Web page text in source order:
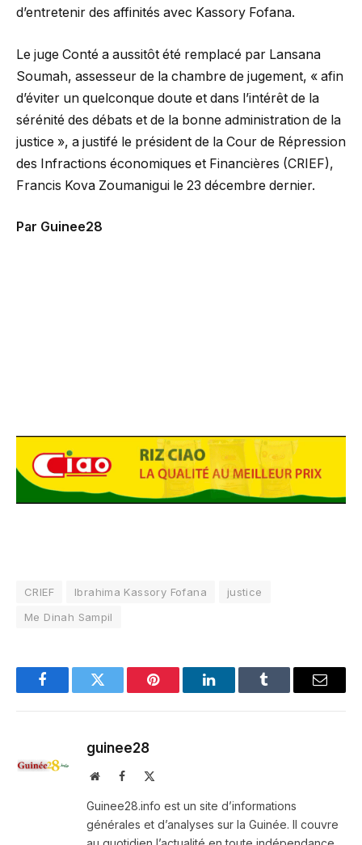
d’entretenir des affinités avec Kassory Fofana.
Le juge Conté a aussitôt été remplacé par Lansana
Soumah, assesseur de la chambre de jugement, « afin
d’éviter un quelconque doute et dans l’intérêt de la
sérénité des débats et de la bonne administration de la
justice », a justifé le président de la Cour de Répression
des Infractions économiques et Financières (CRIEF),
Francis Kova Zoumanigui le 23 décembre dernier.
Par Guinee28
CRIEF Ibrahima Kassory Fofana
justice
Me Dinah Sampil
FacebookTwitter Pinterest LinkedInTumblr Email
guinee28
WebsiteFacebook
Guinee28.info est un site d’informations
générales et d’analyses sur la Guinée. Il couvre